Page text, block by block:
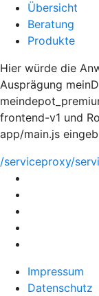
Übersicht
Beratung
Produkte
Hier würde die
Ausprägung
frontend-v1 und
app/main.js
/serviceproxy/
Impressum
Datenschutz